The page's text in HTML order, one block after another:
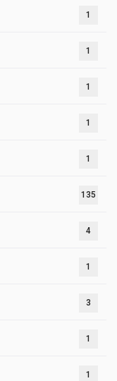
1
1
1
1
1
135
4
1
3
1
1